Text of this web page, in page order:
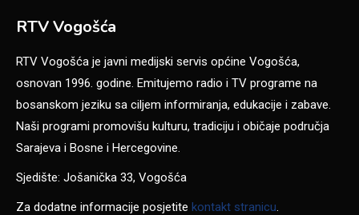
RTV Vogošća
RTV Vogošća je javni medijski servis općine Vogošća,
osnovan 1996. godine. Emitujemo radio i TV programe na
bosanskom jeziku sa ciljem informiranja, edukacije i zabave.
Naši programi promovišu kulturu, tradiciju i običaje područja
Sarajeva i Bosne i Hercegovine.
Sjedište: Jošanička 33, Vogošća
Za dodatne informacije posjetite kontakt stranicu